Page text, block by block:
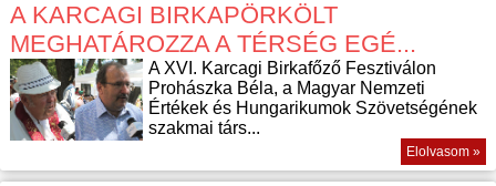
A KARCAGI BIRKAPÖRKÖLT
MEGHATÁROZZA A TÉRSÉG EGÉ...
A XVI. Karcagi Birkafőző Fesztiválon
Prohászka Béla, a Magyar Nemzeti
Értékek és Hungarikumok Szövetségének
szakmai társ...
Elolvasom »